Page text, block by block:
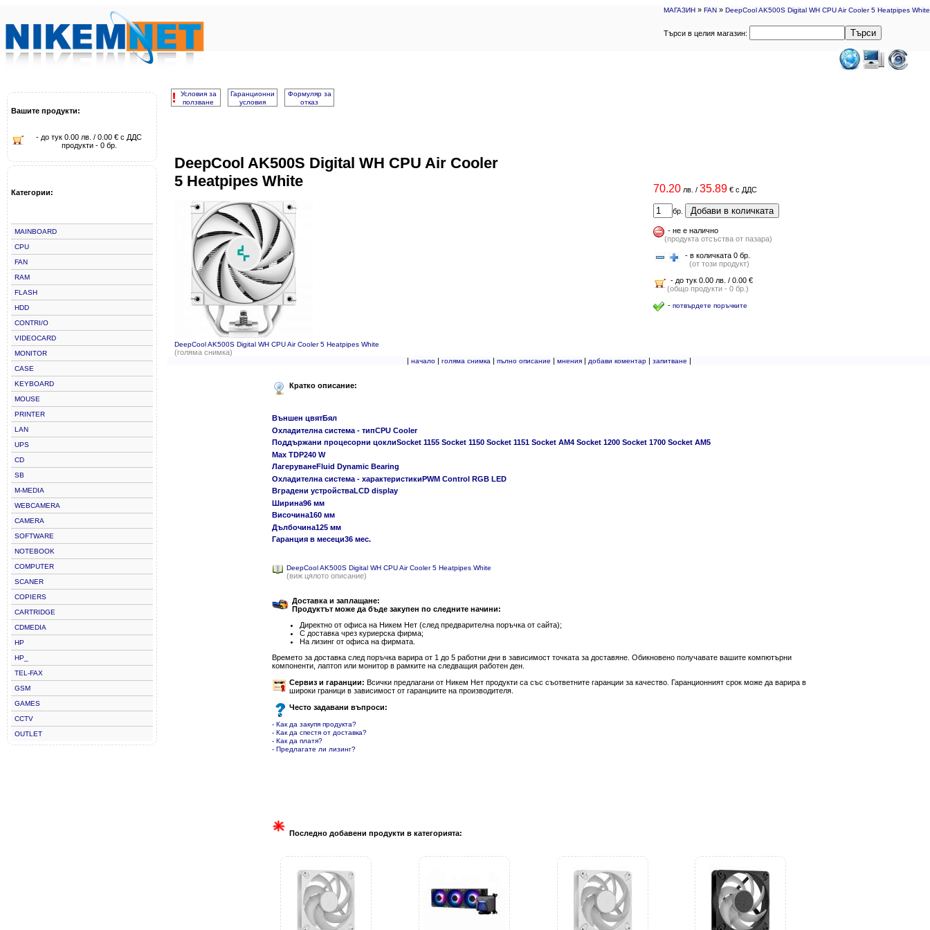
МАГАЗИН » FAN » DeepCool AK500S Digital WH CPU Air Cooler 5 Heatpipes White
Търси в целия магазин: Търси
Вашите продукти:
- до тук 0.00 лв. / 0.00 € с ДДС
продукти - 0 бр.
Категории:
MAINBOARD
CPU
FAN
RAM
FLASH
HDD
CONTRI/O
VIDEOCARD
MONITOR
CASE
KEYBOARD
MOUSE
PRINTER
LAN
UPS
CD
SB
M-MEDIA
WEBCAMERA
CAMERA
SOFTWARE
NOTEBOOK
COMPUTER
SCANER
COPIERS
CARTRIDGE
CDMEDIA
HP
HP_
TEL-FAX
GSM
GAMES
CCTV
OUTLET
!
Условия за
ползване
Гаранционни
условия
Формуляр за
отказ
DeepCool AK500S Digital WH CPU Air Cooler
5 Heatpipes White
DeepCool AK500S Digital WH CPU Air Cooler 5 Heatpipes White
(голяма снимка)
70.20 лв. / 35.89 € с ДДС
бр. Добави в количката
- не е налично
(продукта отсъства от пазара)
- в количката 0 бр.
(от този продукт)
- до тук 0.00 лв. / 0.00 €
(общо продукти - 0 бр.)
- потвърдете поръчките
| начало| голяма снимка | пълно описание | мнения| добави коментар| запитване |
Кратко описание:
Външен цвятБял
Охладителна система - типCPU Cooler
Поддържани процесорни цоклиSocket 1155 Socket 1150 Socket 1151 Socket AM4 Socket 1200 Socket 1700 Socket AM5
Max TDP240 W
ЛагеруванеFluid Dynamic Bearing
Охладителна система - характеристикиPWM Control RGB LED
Вградени устройстваLCD display
Ширина96 мм
Височина160 мм
Дълбочина125 мм
Гаранция в месеци36 мес.
DeepCool AK500S Digital WH CPU Air Cooler 5 Heatpipes White
(виж цялото описание)
Доставка и заплащане:
Продуктът може да бъде закупен по следните начини:
Директно от офиса на Никем Нет (след предварителна поръчка от сайта);
С доставка чрез куриерска фирма;
На лизинг от офиса на фирмата.
Времето за доставка след поръчка варира от 1 до 5 работни дни в зависимост точката за доставяне. Обикновено получавате вашите компютърни
компоненти, лаптоп или монитор в рамките на следващия работен ден.
Сервиз и гаранции: Всички предлагани от Никем Нет продукти са със съответните гаранции за качество. Гаранционният срок може да варира в
широки граници в зависимост от гаранциите на производителя.
Често задавани въпроси:
- Как да закупя продукта?
- Как да спестя от доставка?
- Как да платя?
- Предлагате ли лизинг?
Последно добавени продукти в категорията: